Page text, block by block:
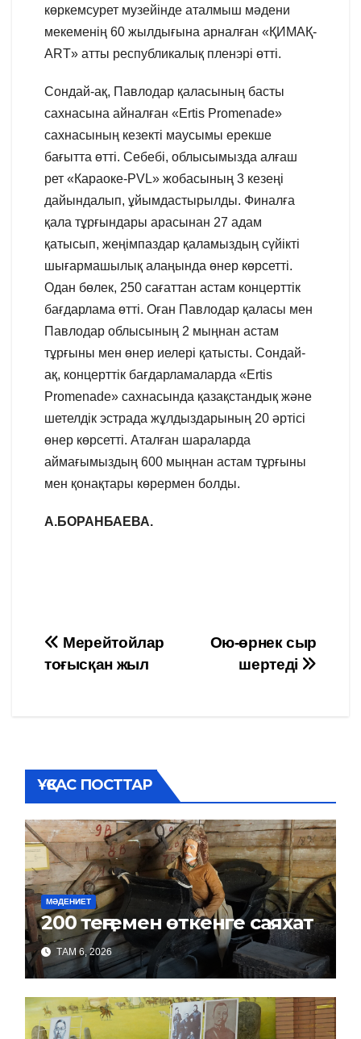
көркемсурет музейінде аталмыш мәдени
мекеменің 60 жылдығына арналған «ҚИМАҚ-
ART» атты республикалық пленэрі өтті.
Сондай-ақ, Павлодар қаласының басты
сахнасына айналған «Ertis Promenade»
сахнасының кезекті маусымы ерекше
бағытта өтті. Себебі, облысымызда алғаш
рет «Караоке-PVL» жобасының 3 кезеңі
дайындалып, ұйымдастырылды. Финалға
қала тұрғындары арасынан 27 адам
қатысып, жеңімпаздар қаламыздың сүйікті
шығармашылық алаңында өнер көрсетті.
Одан бөлек, 250 сағаттан астам концерттік
бағдарлама өтті. Оған Павлодар қаласы мен
Павлодар облысының 2 мыңнан астам
тұрғыны мен өнер иелері қатысты. Сондай-
ақ, концерттік бағдарламаларда «Ertis
Promenade» сахнасында қазақстандық және
шетелдік эстрада жұлдыздарының 20 әртісі
өнер көрсетті. Аталған шараларда
аймағымыздың 600 мыңнан астам тұрғыны
мен қонақтары көрермен болды.
А.БОРАНБАЕВА.
Навигация
Ою-өрнек сыр
шертеді
Мерейтойлар
тоғысқан жыл
ҰҚСАС ПОСТТАР
МӘДЕНИЕТ
200 теңгемен өткенге саяхат
ТАМ 6, 2026